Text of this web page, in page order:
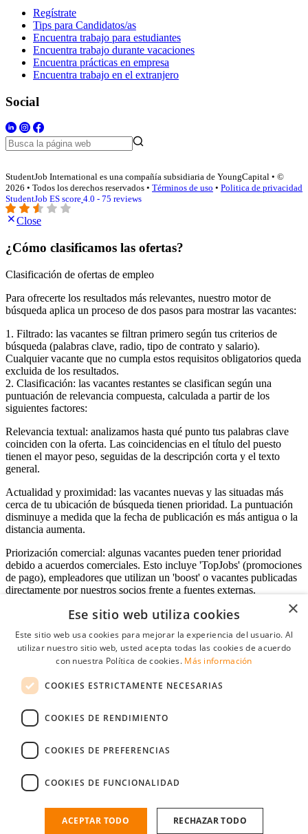
Regístrate
Tips para Candidatos/as
Encuentra trabajo para estudiantes
Encuentra trabajo durante vacaciones
Encuentra prácticas en empresa
Encuentra trabajo en el extranjero
Social
StudentJob International es una compañía subsidiaria de YoungCapital • ©
2026 • Todos los derechos reservados • Términos de uso • Politica de privacidad
StudentJob ES score 4.0 - 75 reviews
Close
¿Cómo clasificamos las ofertas?
Clasificación de ofertas de empleo
Para ofrecerte los resultados más relevantes, nuestro motor de
búsqueda aplica un proceso de dos pasos para mostrar las vacantes:
1. Filtrado: las vacantes se filtran primero según tus criterios de
búsqueda (palabras clave, radio, tipo de contrato y salario).
Cualquier vacante que no cumpla estos requisitos obligatorios queda
excluida de los resultados.
2. Clasificación: las vacantes restantes se clasifican según una
puntuación de relevancia compuesta, calculada a partir de los
siguientes factores:
Relevancia textual: analizamos hasta qué punto tus palabras clave
coinciden con la oferta. Las coincidencias en el título del puesto
tienen el mayor peso, seguidas de la descripción corta y el texto
general.
Actualidad y proximidad: las vacantes nuevas y las situadas más
cerca de tu ubicación de búsqueda tienen prioridad. La puntuación
disminuye a medida que la fecha de publicación es más antigua o la
distancia aumenta.
Priorización comercial: algunas vacantes pueden tener prioridad
debido a acuerdos comerciales. Esto incluye 'TopJobs' (promociones
de pago), empleadores que utilizan un 'boost' o vacantes publicadas
directamente por nuestros socios frente a fuentes externas.
Acceso empresas
Contraseña
Recordarme
Conectarse
Registro gratuito empresas
Encuentre al candidato perfecto a tan sólo un par de clicks
×
Ese sitio web utiliza cookies
Este sitio web usa cookies para mejorar la experiencia del usuario. Al
utilizar nuestro sitio web, usted acepta todas las cookies de acuerdo
con nuestra Política de cookies. Más información
COOKIES ESTRICTAMENTE NECESARIAS
COOKIES DE RENDIMIENTO
COOKIES DE PREFERENCIAS
COOKIES DE FUNCIONALIDAD
ACEPTAR TODO RECHAZAR TODO